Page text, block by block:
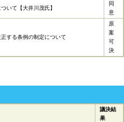
いて【大井川茂氏】
同
意
する条例の制定について
原
案
可
決
議決結
果